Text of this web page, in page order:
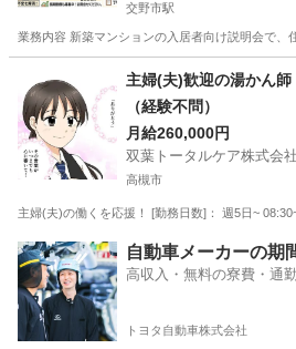
交野市駅
業務内容 新築マンションの入居者向け説明会で
交野市駅 接客 スタ
主婦(夫)歓迎の湯かん師
（経験不問）
月給260,000円
双葉トータルケア株式会社
高槻市
主婦(夫)の働くを応援！ [勤務日数]： 週5日~
大阪 高槻市 フロント
自動車メーカーの期
高収入・無料の寮費・通
トヨタ自動車株式会社